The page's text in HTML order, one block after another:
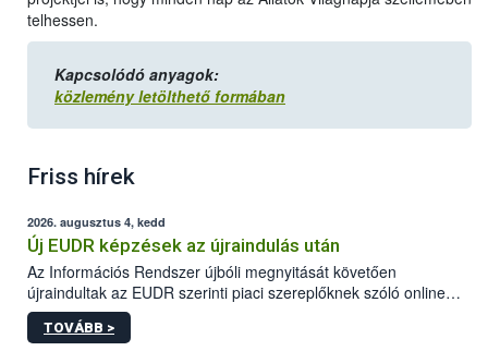
telhessen.
Kapcsolódó anyagok:
közlemény letölthető formában
Friss hírek
2026. augusztus 4, kedd
Új EUDR képzések az újraindulás után
Az Információs Rendszer újbóli megnyitását követően
újraindultak az EUDR szerinti piaci szereplőknek szóló online
képzések.
TOVÁBB >